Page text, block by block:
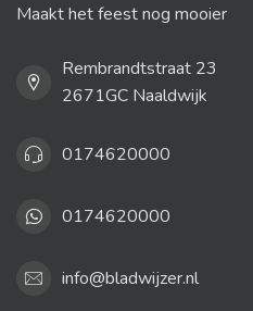
Maakt het feest nog mooier
Rembrandtstraat 23
2671GC Naaldwijk
0174620000
0174620000
info@bladwijzer.nl